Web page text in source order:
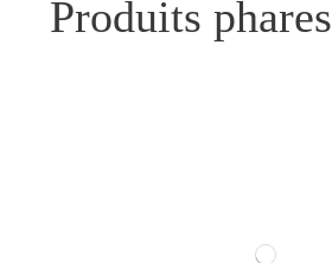
Produits phares